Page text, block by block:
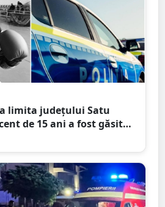
limita județului Satu
de 15 ani a fost găsit